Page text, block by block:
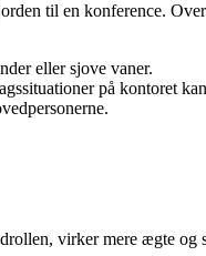
til en konference.
eller sjove vaner.
på kontoret
virker mere ægte